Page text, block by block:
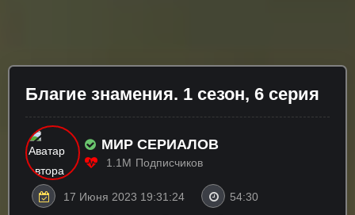
Блaгиe знaмeния. 1 сезон, 6 серия
МИР СЕРИАЛОВ
1.1M Подписчиков
17 Июня 2023 19:31:24 54:30